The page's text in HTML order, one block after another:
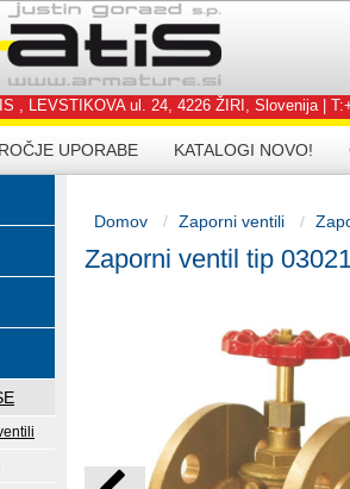
, LEVSTIKOVA ul. 24, 4226 ŽIRI, Slovenija |
UPORABE KATALOGI NOVO!
Domov Zaporni ventili
Zaporni ventil tip